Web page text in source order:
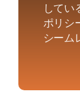
してい
ポリシ
シーム